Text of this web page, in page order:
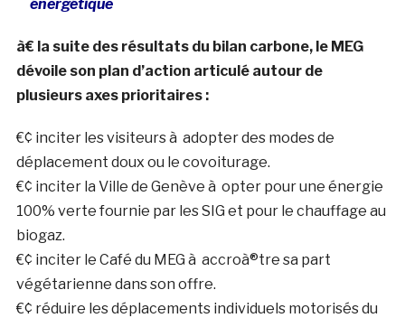
énergétique
à€ la suite des résultats du bilan carbone, le MEG
dévoile son plan d’action articulé autour de
plusieurs axes prioritaires :
€¢ inciter les visiteurs à adopter des modes de
déplacement doux ou le covoiturage.
€¢ inciter la Ville de Genève à opter pour une énergie
100% verte fournie par les SIG et pour le chauffage au
biogaz.
€¢ inciter le Café du MEG à accroà®tre sa part
végétarienne dans son offre.
€¢ réduire les déplacements individuels motorisés du